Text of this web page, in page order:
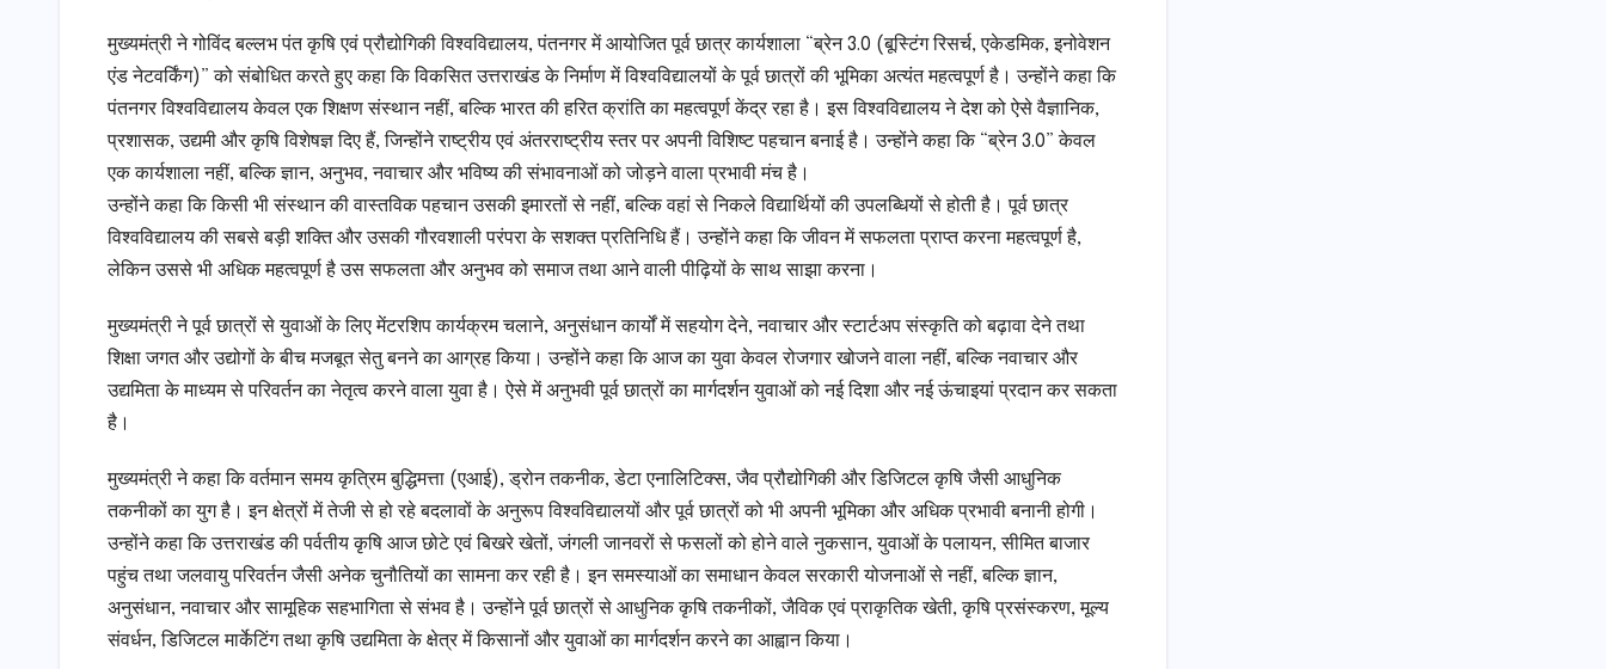
मुख्यमंत्री ने गोविंद बल्लभ पंत कृषि एवं प्रौद्योगिकी विश्वविद्यालय, पंतनगर में आयोजित पूर्व छात्र कार्यशाला “ब्रेन 3.0 (बूस्टिंग रिसर्च, एकेडमिक, इनोवेशन
एंड नेटवर्किंग)” को संबोधित करते हुए कहा कि विकसित उत्तराखंड के निर्माण में विश्वविद्यालयों के पूर्व छात्रों की भूमिका अत्यंत महत्वपूर्ण है। उन्होंने कहा कि
पंतनगर विश्वविद्यालय केवल एक शिक्षण संस्थान नहीं, बल्कि भारत की हरित क्रांति का महत्वपूर्ण केंद्र रहा है। इस विश्वविद्यालय ने देश को ऐसे वैज्ञानिक,
प्रशासक, उद्यमी और कृषि विशेषज्ञ दिए हैं, जिन्होंने राष्ट्रीय एवं अंतरराष्ट्रीय स्तर पर अपनी विशिष्ट पहचान बनाई है। उन्होंने कहा कि “ब्रेन 3.0” केवल
एक कार्यशाला नहीं, बल्कि ज्ञान, अनुभव, नवाचार और भविष्य की संभावनाओं को जोड़ने वाला प्रभावी मंच है।
उन्होंने कहा कि किसी भी संस्थान की वास्तविक पहचान उसकी इमारतों से नहीं, बल्कि वहां से निकले विद्यार्थियों की उपलब्धियों से होती है। पूर्व छात्र
विश्वविद्यालय की सबसे बड़ी शक्ति और उसकी गौरवशाली परंपरा के सशक्त प्रतिनिधि हैं। उन्होंने कहा कि जीवन में सफलता प्राप्त करना महत्वपूर्ण है,
लेकिन उससे भी अधिक महत्वपूर्ण है उस सफलता और अनुभव को समाज तथा आने वाली पीढ़ियों के साथ साझा करना।
मुख्यमंत्री ने पूर्व छात्रों से युवाओं के लिए मेंटरशिप कार्यक्रम चलाने, अनुसंधान कार्यों में सहयोग देने, नवाचार और स्टार्टअप संस्कृति को बढ़ावा देने तथा
शिक्षा जगत और उद्योगों के बीच मजबूत सेतु बनने का आग्रह किया। उन्होंने कहा कि आज का युवा केवल रोजगार खोजने वाला नहीं, बल्कि नवाचार और
उद्यमिता के माध्यम से परिवर्तन का नेतृत्व करने वाला युवा है। ऐसे में अनुभवी पूर्व छात्रों का मार्गदर्शन युवाओं को नई दिशा और नई ऊंचाइयां प्रदान कर सकता
है।
मुख्यमंत्री ने कहा कि वर्तमान समय कृत्रिम बुद्धिमत्ता (एआई), ड्रोन तकनीक, डेटा एनालिटिक्स, जैव प्रौद्योगिकी और डिजिटल कृषि जैसी आधुनिक
तकनीकों का युग है। इन क्षेत्रों में तेजी से हो रहे बदलावों के अनुरूप विश्वविद्यालयों और पूर्व छात्रों को भी अपनी भूमिका और अधिक प्रभावी बनानी होगी।
उन्होंने कहा कि उत्तराखंड की पर्वतीय कृषि आज छोटे एवं बिखरे खेतों, जंगली जानवरों से फसलों को होने वाले नुकसान, युवाओं के पलायन, सीमित बाजार
पहुंच तथा जलवायु परिवर्तन जैसी अनेक चुनौतियों का सामना कर रही है। इन समस्याओं का समाधान केवल सरकारी योजनाओं से नहीं, बल्कि ज्ञान,
अनुसंधान, नवाचार और सामूहिक सहभागिता से संभव है। उन्होंने पूर्व छात्रों से आधुनिक कृषि तकनीकों, जैविक एवं प्राकृतिक खेती, कृषि प्रसंस्करण, मूल्य
संवर्धन, डिजिटल मार्केटिंग तथा कृषि उद्यमिता के क्षेत्र में किसानों और युवाओं का मार्गदर्शन करने का आह्वान किया।